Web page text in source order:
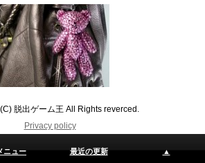
脱出ゲーム王 All Rights reverced.
Privacy policy
ニュー 最近の更新 ▲